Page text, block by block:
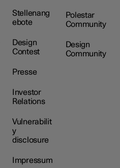
Stellenang
ebote
Design
Contest
Presse
Investor
Relations
Vulnerabilit
y
disclosure
Impressum
Polestar
Community
Design
Community